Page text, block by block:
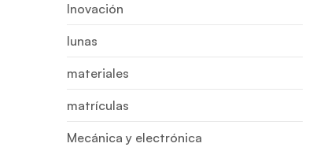
Inovación
lunas
materiales
matrículas
Mecánica y electrónica